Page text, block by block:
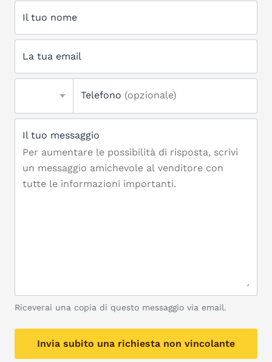
Il tuo nome
La tua email
Telefono (opzionale)
Il tuo messaggio
Riceverai una copia di questo messaggio via email.
Invia subito una richiesta non vincolante